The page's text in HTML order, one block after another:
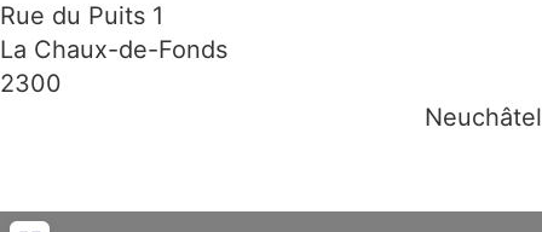
Rue du Puits 1
La Chaux-de-Fonds
2300
Neuchâtel